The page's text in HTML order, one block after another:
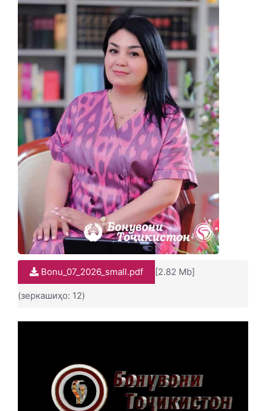
Bonu_07_2026_small.pdf [2.82 Mb]
(зеркашиҳо: 12)